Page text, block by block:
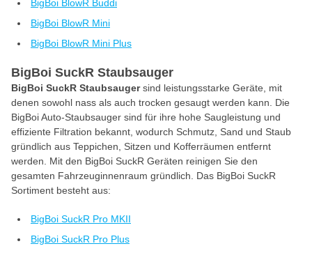
BigBoi BlowR Buddi
BigBoi BlowR Mini
BigBoi BlowR Mini Plus
BigBoi SuckR Staubsauger
BigBoi SuckR Staubsaugersind leistungsstarke Geräte, mit
denen sowohl nass als auch trocken gesaugt werden kann. Die
BigBoi Auto-Staubsauger sind für ihre hohe Saugleistung und
effiziente Filtration bekannt, wodurch Schmutz, Sand und Staub
gründlich aus Teppichen, Sitzen und Kofferräumen entfernt
werden. Mit den BigBoi SuckR Geräten reinigen Sie den
gesamten Fahrzeuginnenraum gründlich. Das BigBoi SuckR
Sortiment besteht aus:
BigBoi SuckR Pro MKII
BigBoi SuckR Pro Plus